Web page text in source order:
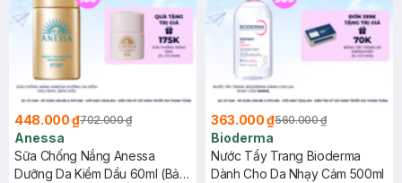
448.000 ₫702.000 ₫
Anessa
Sữa Chống Nắng Anessa
Dưỡng Da Kiềm Dầu 60ml (Bản
363.000 ₫560.000 ₫
Bioderma
Nước Tẩy Trang Bioderma
Dành Cho Da Nhạy Cảm 500ml